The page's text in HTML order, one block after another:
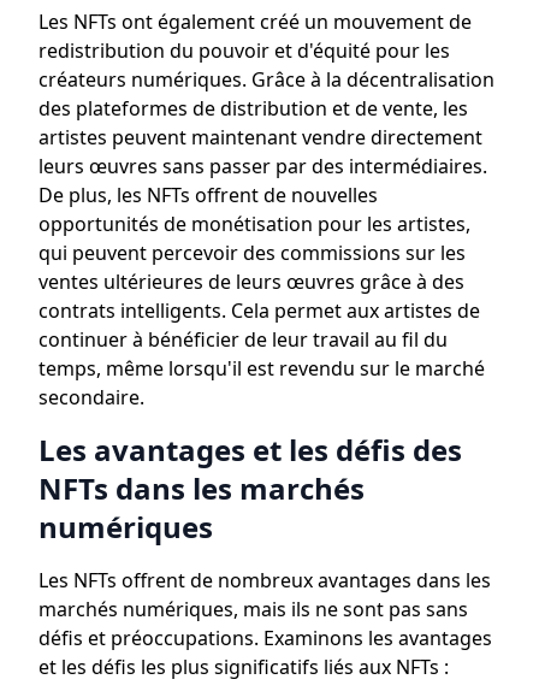
Les NFTs ont également créé un mouvement de
redistribution du pouvoir et d'équité pour les
créateurs numériques. Grâce à la décentralisation
des plateformes de distribution et de vente, les
artistes peuvent maintenant vendre directement
leurs œuvres sans passer par des intermédiaires.
De plus, les NFTs offrent de nouvelles
opportunités de monétisation pour les artistes,
qui peuvent percevoir des commissions sur les
ventes ultérieures de leurs œuvres grâce à des
contrats intelligents. Cela permet aux artistes de
continuer à bénéficier de leur travail au fil du
temps, même lorsqu'il est revendu sur le marché
secondaire.
Les avantages et les défis des
NFTs dans les marchés
numériques
Les NFTs offrent de nombreux avantages dans les
marchés numériques, mais ils ne sont pas sans
défis et préoccupations. Examinons les avantages
et les défis les plus significatifs liés aux NFTs :